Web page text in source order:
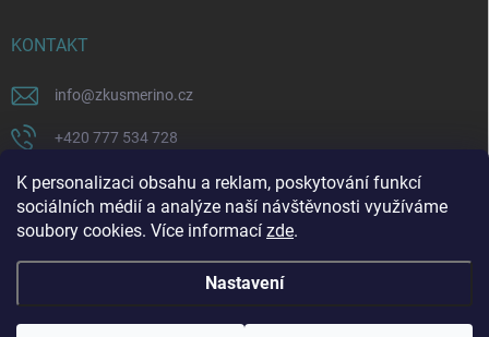
K personalizaci obsahu a reklam, poskytování funkcí
sociálních médií a analýze naší návštěvnosti využíváme
soubory cookies. Více informací zde.
Nastavení
KONTAKT
info@zkusmerino.cz
+420 777 534 728
https://www.facebook.com/zkusmerino/
zkusmerino.cz
Copyright 2026ZKUSMERINO. Všechna práva vyhrazena.Upravit nastavení